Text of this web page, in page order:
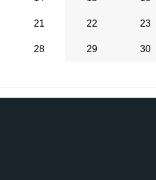
21 22 23
28 29 30